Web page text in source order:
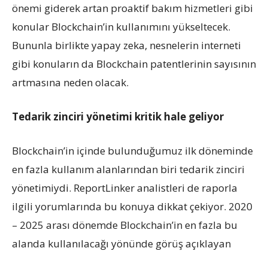
önemi giderek artan proaktif bakım hizmetleri gibi
konular Blockchain’in kullanımını yükseltecek.
Bununla birlikte yapay zeka, nesnelerin interneti
gibi konuların da Blockchain patentlerinin sayısının
artmasına neden olacak.
Tedarik zinciri yönetimi kritik hale geliyor
Blockchain’in içinde bulunduğumuz ilk döneminde
en fazla kullanım alanlarından biri tedarik zinciri
yönetimiydi. ReportLinker analistleri de raporla
ilgili yorumlarında bu konuya dikkat çekiyor. 2020
– 2025 arası dönemde Blockchain’in en fazla bu
alanda kullanılacağı yönünde görüş açıklayan